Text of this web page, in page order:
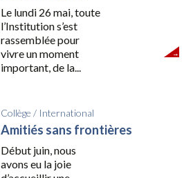
Le lundi 26 mai, toute
l’Institution s’est
rassemblée pour
vivre un moment
important, de la...
Collège / International
Amitiés sans frontières
Début juin, nous
avons eu la joie